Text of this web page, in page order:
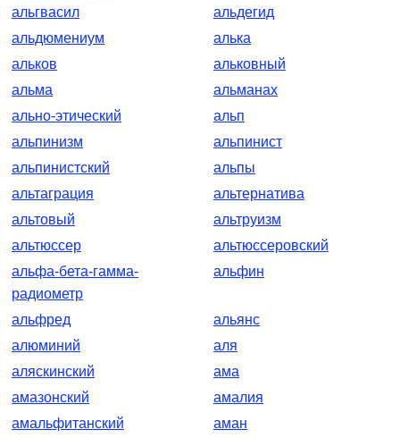
альгвасил
альдегид
альдюмениум
алька
альков
альковный
альма
альманах
ально-этический
альп
альпинизм
альпинист
альпинистский
альпы
альтаграция
альтернатива
альтовый
альтруизм
альтюссер
альтюссеровский
альфа-бета-гамма-
радиометр
альфин
альфред
альянс
алюминий
аля
аляскинский
ама
амазонский
амалия
амальфитанский
аман